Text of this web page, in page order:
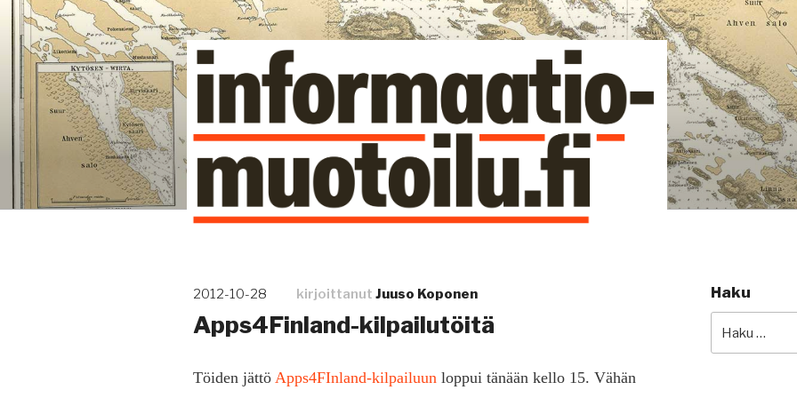
Siirry
sisältöön
Kuinka tieto tehdään näkyväksi
Julkaistu
2012-10-28 kirjoittanut Juuso Koponen
Apps4Finland-kilpailutöitä
Töiden jättö Apps4FInland-kilpailuun loppui tänään kello 15. Vähän
Haku